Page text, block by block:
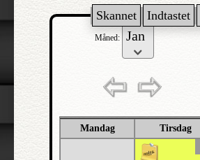
Skannet Indtastet
Måned:
Mandag Tirsdag